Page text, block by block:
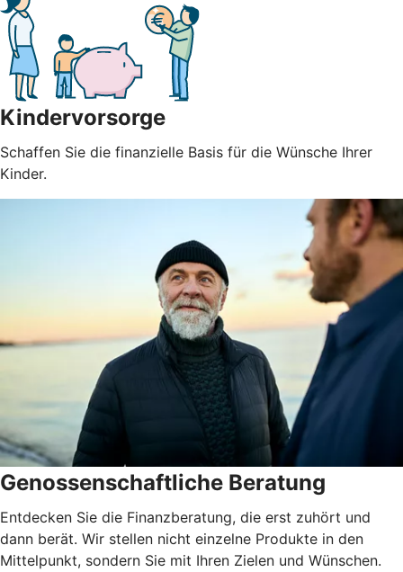
Kindervorsorge
Schaffen Sie die finanzielle Basis für die Wünsche Ihrer
Kinder.
Genossenschaftliche Beratung
Entdecken Sie die Finanzberatung, die erst zuhört und
dann berät. Wir stellen nicht einzelne Produkte in den
Mittelpunkt, sondern Sie mit Ihren Zielen und Wünschen.